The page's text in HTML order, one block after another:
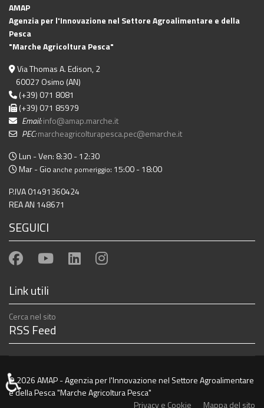
AMAP
Agenzia per l'Innovazione nel Settore Agroalimentare e della
Pesca
"Marche Agricoltura Pesca"
Via Thomas A. Edison, 2
60027 Osimo (AN)
(+39) 071 8081
(+39) 071 85979
Email:info@amap.marche.it
PEC:marcheagricolturapesca.pec@emarche.it
Lun - Ven: 8:30 - 12:30
Mar - Gio anche pomeriggio: 15:00 - 18:00
P.IVA 01491360424
REA AN 148671
SEGUICI
Link utili
Cerca nel sito
RSS Feed
© 2026 AMAP - Agenzia per l'Innovazione nel Settore Agroalimentare
e della Pesca "Marche Agricoltura Pesca"
Privacy e Cookie
Mappa del sito